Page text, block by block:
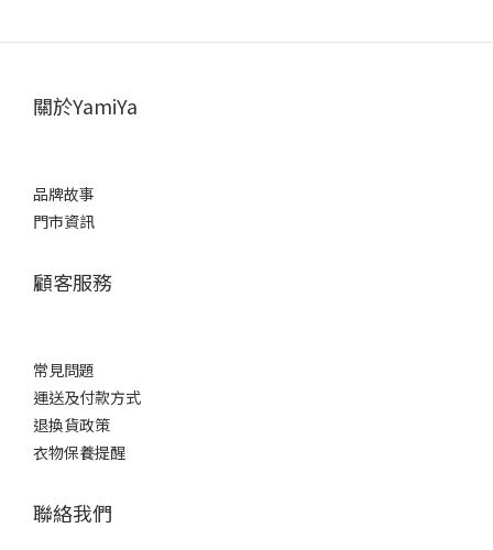
關於YamiYa
品牌故事
門市資訊
顧客服務
常見問題
運送及付款方式
退換貨政策
衣物保養提醒
聯絡我們